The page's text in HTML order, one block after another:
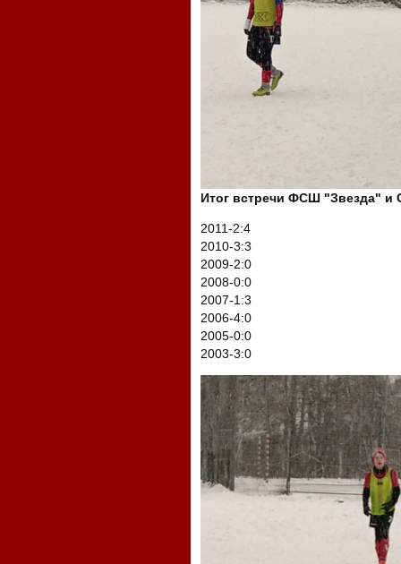
Итог встречи ФСШ "Звезда"
2011-2:4
2010-3:3
2009-2:0
2008-0:0
2007-1:3
2006-4:0
2005-0:0
2003-3:0